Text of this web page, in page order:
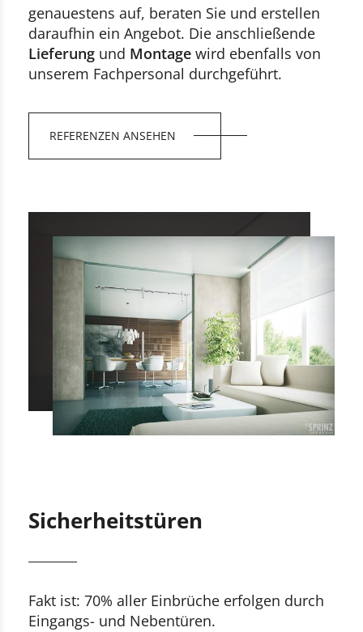
genauestens auf, beraten Sie und erstellen
daraufhin ein Angebot. Die anschließende
Lieferung und Montage wird ebenfalls von
unserem Fachpersonal durchgeführt.
REFERENZEN ANSEHEN
Sicherheitstüren
Fakt ist: 70% aller Einbrüche erfolgen durch
Eingangs- und Nebentüren.